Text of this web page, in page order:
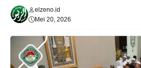
elzeno.id
Mei 20, 2026